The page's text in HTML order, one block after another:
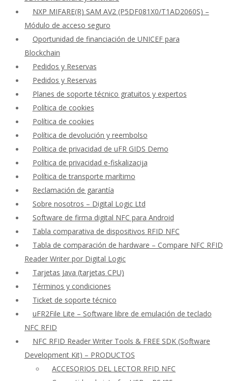
NXP MIFARE(R) SAM AV2 (P5DF081X0/T1AD2060S) –
Módulo de acceso seguro
Oportunidad de financiación de UNICEF para
Blockchain
Pedidos y Reservas
Pedidos y Reservas
Planes de soporte técnico gratuitos y expertos
Política de cookies
Política de cookies
Política de devolución y reembolso
Política de privacidad de uFR GIDS Demo
Política de privacidad e-fiskalizacija
Política de transporte marítimo
Reclamación de garantía
Sobre nosotros – Digital Logic Ltd
Software de firma digital NFC para Android
Tabla comparativa de dispositivos RFID NFC
Tabla de comparación de hardware – Compare NFC RFID
Reader Writer por Digital Logic
Tarjetas Java (tarjetas CPU)
Términos y condiciones
Ticket de soporte técnico
uFR2File Lite – Software libre de emulación de teclado
NFC RFID
NFC RFID Reader Writer Tools & FREE SDK (Software
Development Kit) – PRODUCTOS
ACCESORIOS DEL LECTOR RFID NFC